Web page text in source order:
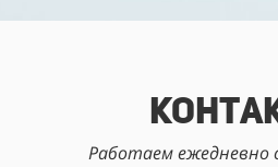
Работаем ежедневно